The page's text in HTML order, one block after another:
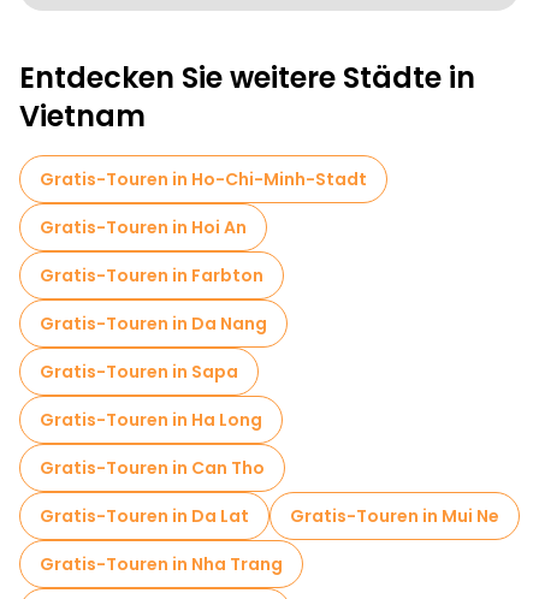
Sportaktivitäten in Hanoi
Kreuzfahrten in Hanoi
Museen in Hanoi
Kostenlose Altstadtbesichtigung in Hanoi
Markttouren in Hanoi
Lokale Verkostungstouren in Hanoi
Kostenlose Tagesausflüge in Hanoi
Kostenlose Nachtwanderungen in Hanoi
Fahrradtouren in Hanoi
Kostenlose Führungen in der Nähe Ho Chi Minh's Mausoleum
Entdecken Sie weitere Städte in
Vietnam
Gratis-Touren in Ho-Chi-Minh-Stadt
Gratis-Touren in Hoi An
Gratis-Touren in Farbton
Gratis-Touren in Da Nang
Gratis-Touren in Sapa
Gratis-Touren in Ha Long
Gratis-Touren in Can Tho
Gratis-Touren in Da Lat
Gratis-Touren in Mui Ne
Gratis-Touren in Nha Trang